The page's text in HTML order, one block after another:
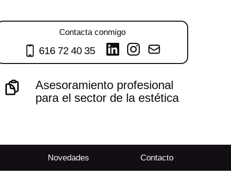
Contacta conmigo
616 72 40 35
Asesoramiento profesional
para el sector de la estética
Novedades Contacto